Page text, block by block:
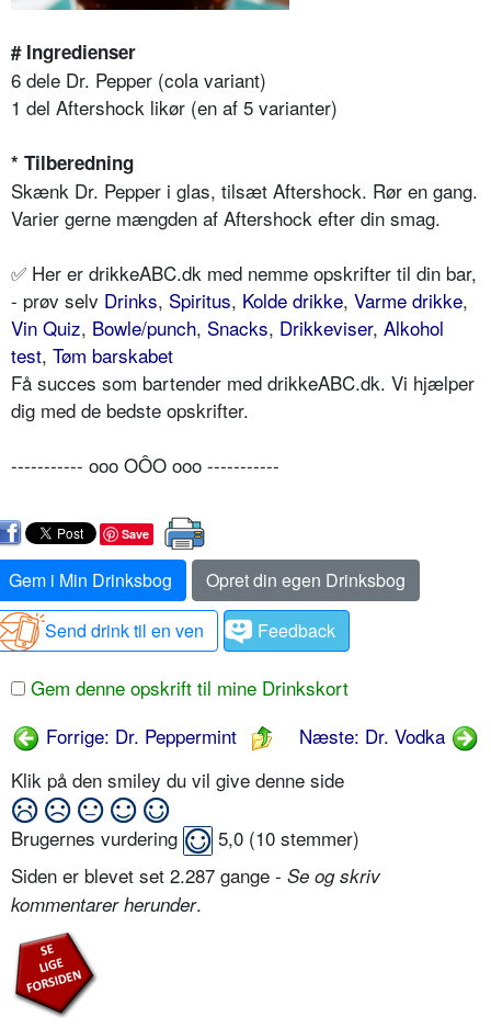
# Ingredienser
6 dele Dr. Pepper (cola variant)
1 del Aftershock likør (en af 5 varianter)
* Tilberedning
Skænk Dr. Pepper i glas, tilsæt Aftershock. Rør en gang.
Varier gerne mængden af ​​Aftershock efter din smag.
✅ Her er drikkeABC.dk med nemme opskrifter til din bar,
- prøv selv Drinks, Spiritus, Kolde drikke, Varme drikke,
Vin Quiz, Bowle/punch, Snacks, Drikkeviser, Alkohol
test, Tøm barskabet
Få succes som bartender med drikkeABC.dk. Vi hjælper
dig med de bedste opskrifter.
----------- ooo OÔO ooo -----------
Save
Gem i Min Drinksbog
Opret din egen Drinksbog
Send drink til en ven
Feedback
Gem denne opskrift til mine Drinkskort
Forrige: Dr. Peppermint
Næste: Dr. Vodka
Klik på den smiley du vil give denne side
Brugernes vurdering 5,0 (10 stemmer)
Siden er blevet set 2.287 gange - Se og skriv
kommentarer herunder.